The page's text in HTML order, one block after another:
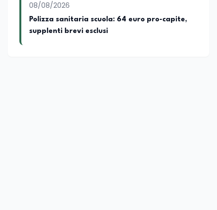
08/08/2026
Polizza sanitaria scuola: 64 euro pro-capite,
supplenti brevi esclusi